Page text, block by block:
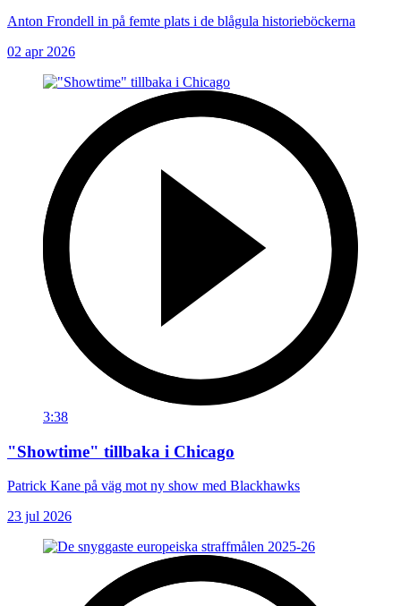
Anton Frondell in på femte plats i de blågula historieböckerna
02 apr 2026
3:38
"Showtime" tillbaka i Chicago
Patrick Kane på väg mot ny show med Blackhawks
23 jul 2026